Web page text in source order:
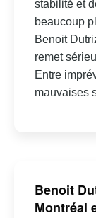
stabilité et
beaucoup
Benoit
remet
Entre
mauvaises
Benoit
Montréal